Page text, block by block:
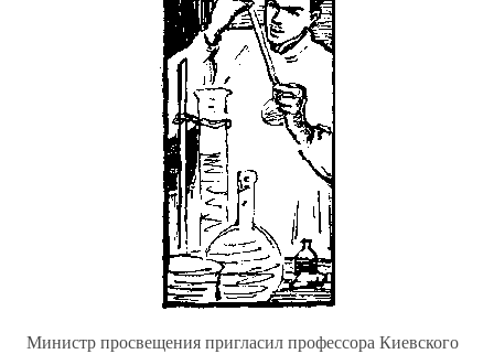
Министр просвещения пригласил профессора Киевского